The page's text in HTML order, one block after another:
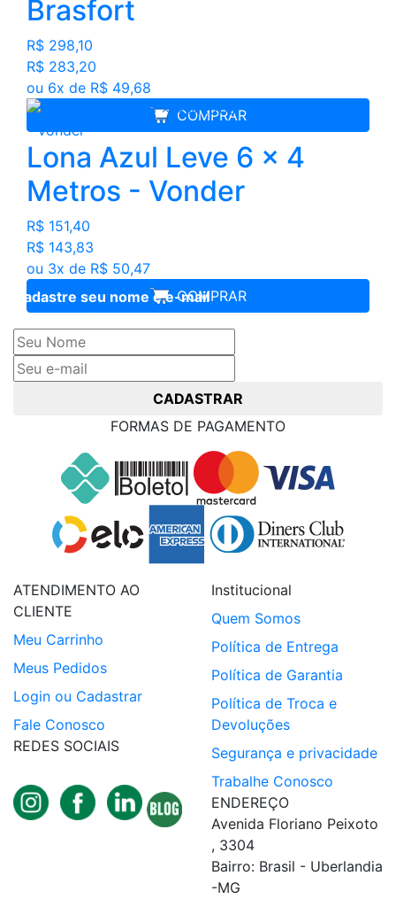
Brasfort
R$ 298,10
R$ 283,20
ou 6x de R$ 49,68
COMPRAR
Lona Azul Leve 6 x 4
Metros - Vonder
R$ 151,40
R$ 143,83
ou 3x de R$ 50,47
COMPRAR
Cadastre seu nome e e-mail
e receba ofertas exclusivas
CADASTRAR
FORMAS DE PAGAMENTO
ATENDIMENTO AO
CLIENTE
Meu Carrinho
Meus Pedidos
Login ou Cadastrar
Fale Conosco
REDES SOCIAIS
Institucional
Quem Somos
Política de Entrega
Política de Garantia
Política de Troca e
Devoluções
Segurança e privacidade
Trabalhe Conosco
ENDEREÇO
Avenida Floriano Peixoto
, 3304
Bairro: Brasil - Uberlandia
-MG